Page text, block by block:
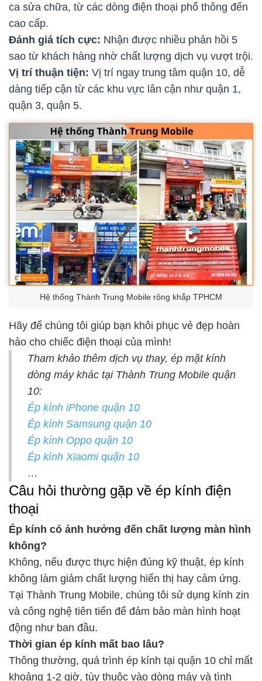
ca sửa chữa, từ các dòng điện thoại phổ thông đến
cao cấp.
Đánh giá tích cực: Nhận được nhiều phản hồi 5
sao từ khách hàng nhờ chất lượng dịch vụ vượt trội.
Vị trí thuận tiện: Vị trí ngay trung tâm quận 10, dễ
dàng tiếp cận từ các khu vực lân cận như quận 1,
quận 3, quận 5.
Hệ thống Thành Trung Mobile rộng khắp TPHCM
Hãy để chúng tôi giúp bạn khôi phục vẻ đẹp hoàn
hảo cho chiếc điện thoại của mình!
Tham khảo thêm dịch vụ thay, ép mặt kính
dòng máy khác tại Thành Trung Mobile quận
10:
Ép kính iPhone quận 10
Ép kính Samsung quận 10
Ép kính Oppo quận 10
Ép kính Xiaomi quận 10
…
Câu hỏi thường gặp về ép kính điện
thoại
Ép kính có ảnh hưởng đến chất lượng màn hình
không?
Không, nếu được thực hiện đúng kỹ thuật, ép kính
không làm giảm chất lượng hiển thị hay cảm ứng.
Tại Thành Trung Mobile, chúng tôi sử dụng kính zin
và công nghệ tiên tiến để đảm bảo màn hình hoạt
động như ban đầu.
Thời gian ép kính mất bao lâu?
Thông thường, quá trình ép kính tại quận 10 chỉ mất
khoảng 1-2 giờ, tùy thuộc vào dòng máy và tình